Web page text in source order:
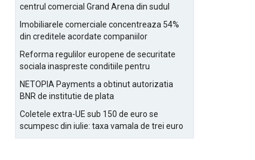
centrul comercial Grand Arena din sudul
Imobiliarele comerciale concentreaza 54%
din creditele acordate companiilor
Reforma regulilor europene de securitate
sociala inaspreste conditiile pentru
NETOPIA Payments a obtinut autorizatia
BNR de institutie de plata
Coletele extra-UE sub 150 de euro se
scumpesc din iulie: taxa vamala de trei euro
pe articol, adaugata la taxa logistica